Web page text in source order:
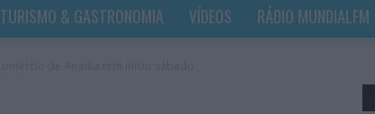
TURISMO & GASTRONOMIA VÍDEOS RÁDIO MUNDIALFM